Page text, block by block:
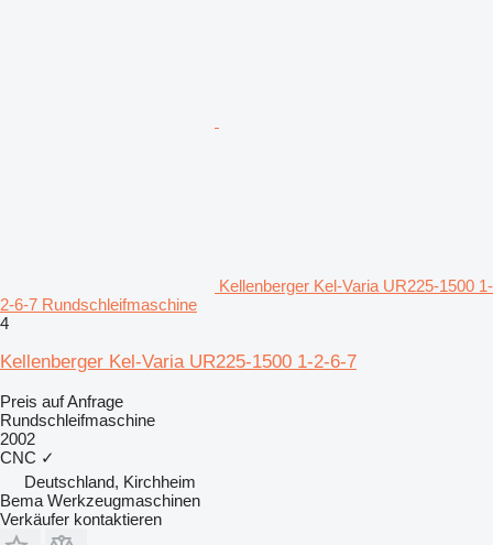
Kellenberger Kel-Varia UR225-1500 1-
2-6-7 Rundschleifmaschine
4
Kellenberger Kel-Varia UR225-1500 1-2-6-7
Preis auf Anfrage
Rundschleifmaschine
2002
CNC ✓
Deutschland, Kirchheim
Bema Werkzeugmaschinen
Verkäufer kontaktieren